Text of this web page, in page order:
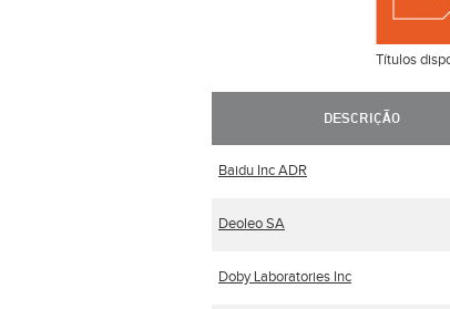
Títulos
DESCRIÇÃO
Baidu Inc ADR
Deoleo SA
Doby Laboratories Inc